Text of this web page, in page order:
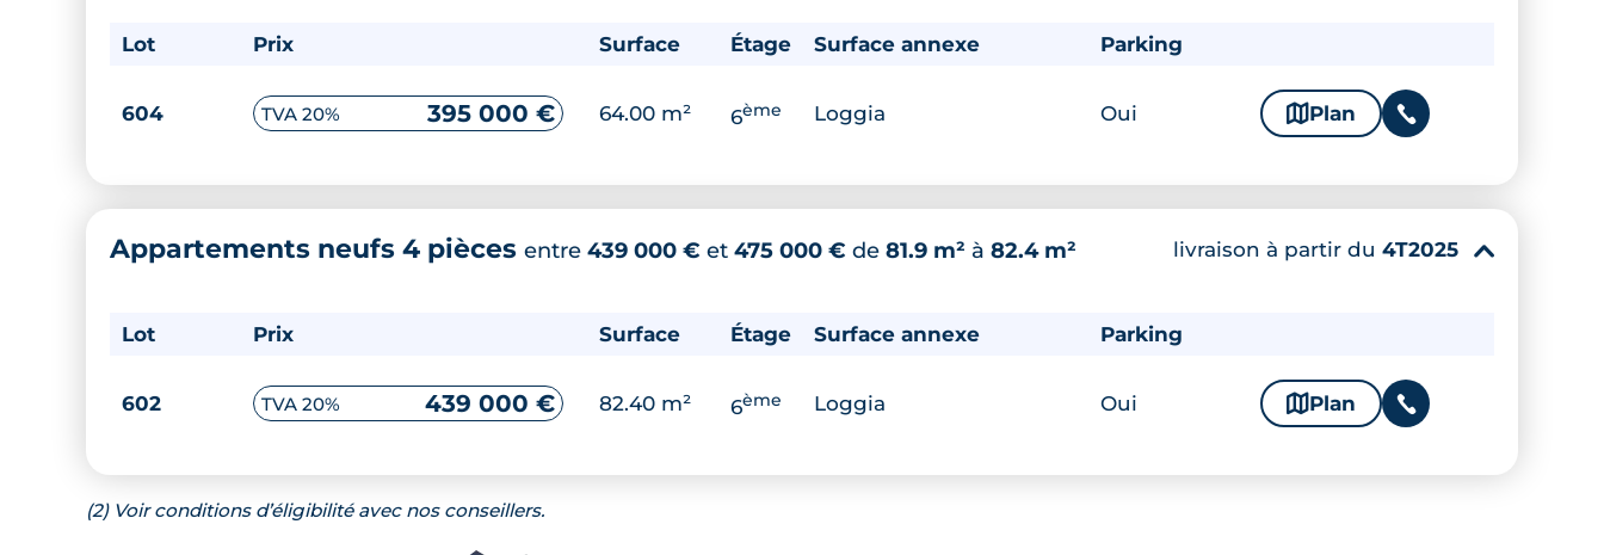
Lot Prix Surface Étage Surface annexe Parking
604 TVA 20% 395 000 € 64.00 m² 6ème Loggia Oui 🗞 Plan 📞
Appartements neufs 4 pièces entre 439 000 € et 475 000 € de 81.9 m² à 82.4 m² livraison à partir du 4T2025 ▾
Lot Prix Surface Étage Surface annexe Parking
602 TVA 20% 439 000 € 82.40 m² 6ème Loggia Oui 🗞 Plan 📞
(2) Voir conditions d’éligibilité avec nos conseillers.